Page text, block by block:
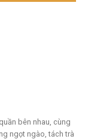
bên nhau, cùng
ngọt ngào, tách trà